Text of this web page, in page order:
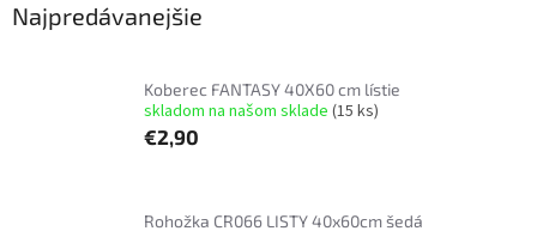
Najpredávanejšie
Koberec FANTASY 40X60 cm lístie
skladom na našom sklade (15 ks)
€2,90
Rohožka CR066 LISTY 40x60cm šedá